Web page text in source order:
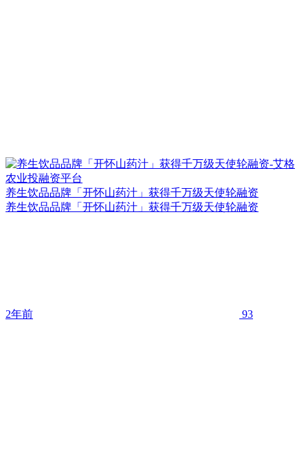
养生饮品品牌「开怀山药汁」获得千万级天使轮融资
养生饮品品牌「开怀山药汁」获得千万级天使轮融资
2年前 93